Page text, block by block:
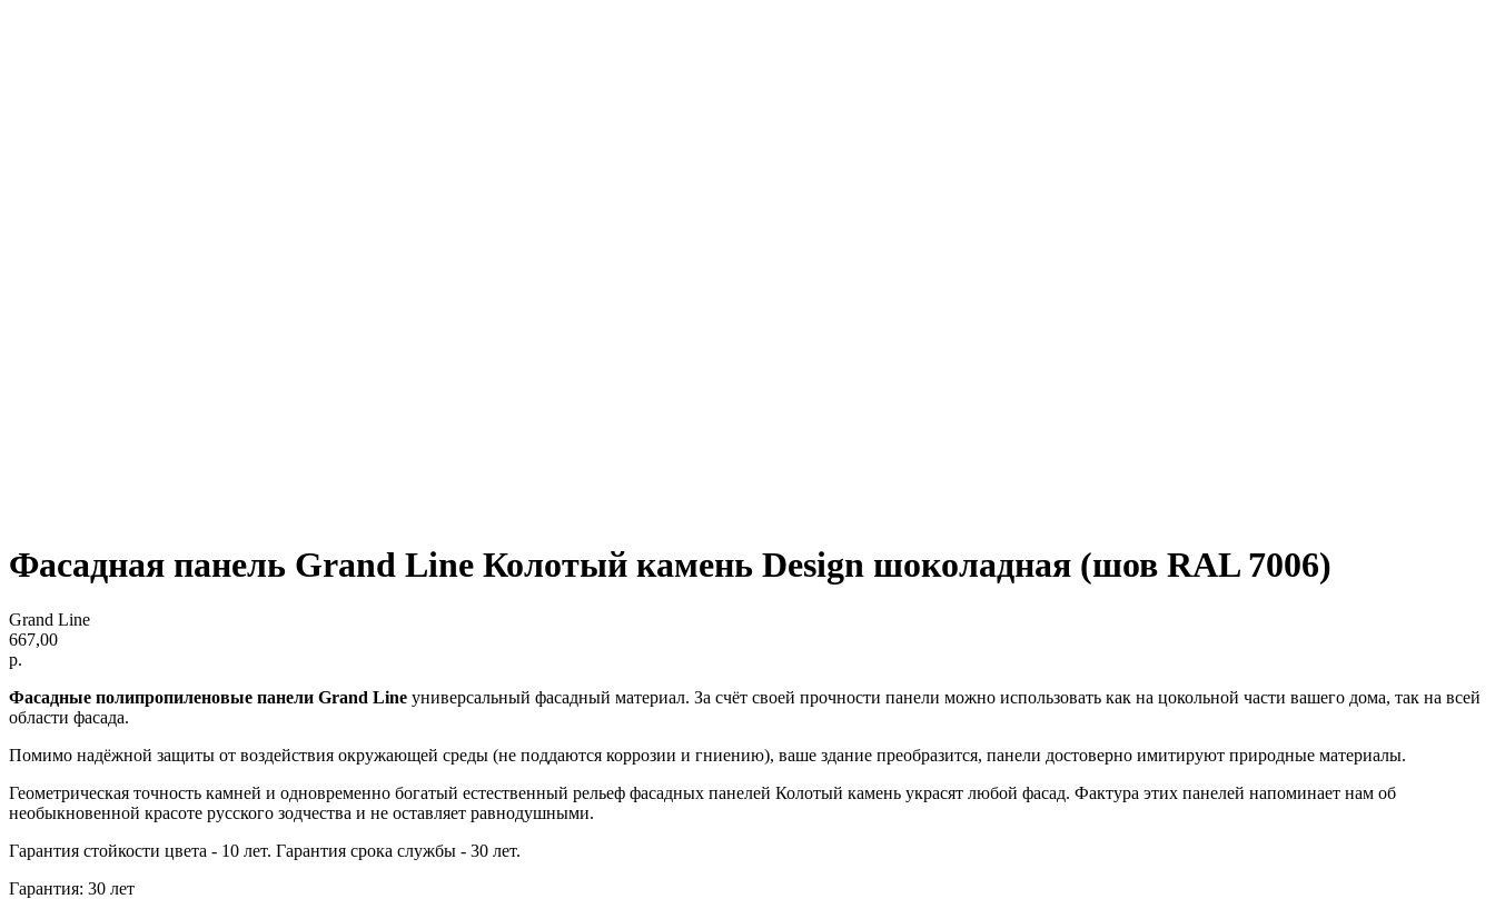
Фасадная панель Grand Line Колотый камень Design шоколадная (шов RAL 7006)
Grand Line
667,00
р.
Фасадные полипропиленовые панели Grand Line универсальный фасадный материал. За счёт своей прочности панели можно использовать как на цокольной части вашего дома, так на всей
области фасада.
Помимо надёжной защиты от воздействия окружающей среды (не поддаются коррозии и гниению), ваше здание преобразится, панели достоверно имитируют природные материалы.
Геометрическая точность камней и одновременно богатый естественный рельеф фасадных панелей Колотый камень украсят любой фасад. Фактура этих панелей напоминает нам об
необыкновенной красоте русского зодчества и не оставляет равнодушными.
Гарантия стойкости цвета - 10 лет. Гарантия срока службы - 30 лет.
Гарантия: 30 лет